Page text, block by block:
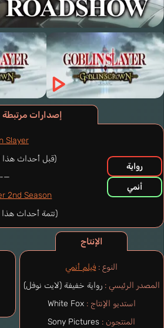
الإنتاج
النوع : فيلم أنمي
المصدر الرئيسي : رواية خفيفة (لايت نوفل)
استديو الإنتاج : White Fox
المنتجون : Sony Pictures
إصدارات مرتبطة
رواية
أنمي
Slayer
(قبل أحداث هذا
—-
2nd Season
(تتمة أحداث هذا